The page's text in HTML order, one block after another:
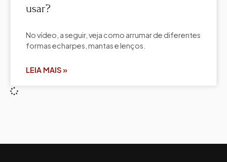
usar?
No vídeo, a seguir, veja como arrumar de diferentes
formas echarpes, mantas e lenços.
LEIA MAIS »